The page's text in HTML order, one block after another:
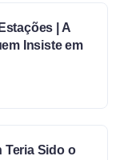
| A
Insiste em
Teria Sido o